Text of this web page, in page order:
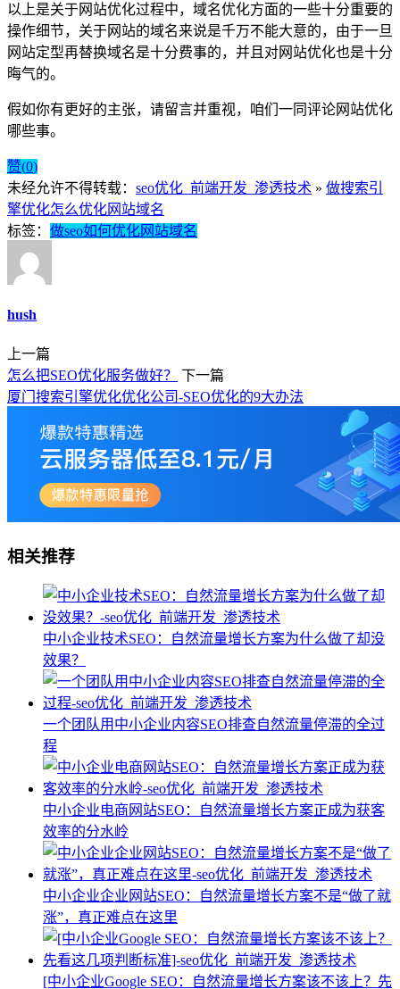
以上是关于网站优化过程中，域名优化方面的一些十分重要的
操作细节，关于网站的域名来说是千万不能大意的，由于一旦
网站定型再替换域名是十分费事的，并且对网站优化也是十分
晦气的。
假如你有更好的主张，请留言并重视，咱们一同评论网站优化
哪些事。
赞(0)
未经允许不得转载： seo优化_前端开发_渗透技术 » 做搜索引
擎优化怎么优化网站域名
标签： 做seo如何优化网站域名
hush
上一篇
怎么把SEO优化服务做好？
下一篇
厦门搜索引擎优化优化公司-SEO优化的9大办法
相关推荐
中小企业技术SEO：自然流量增长方案为什么做了却没
效果？
一个团队用中小企业内容SEO排查自然流量停滞的全过
程
中小企业电商网站SEO：自然流量增长方案正成为获客
效率的分水岭
中小企业企业网站SEO：自然流量增长方案不是“做了就
涨”，真正难点在这里
[中小企业Google SEO：自然流量增长方案该不该上？先